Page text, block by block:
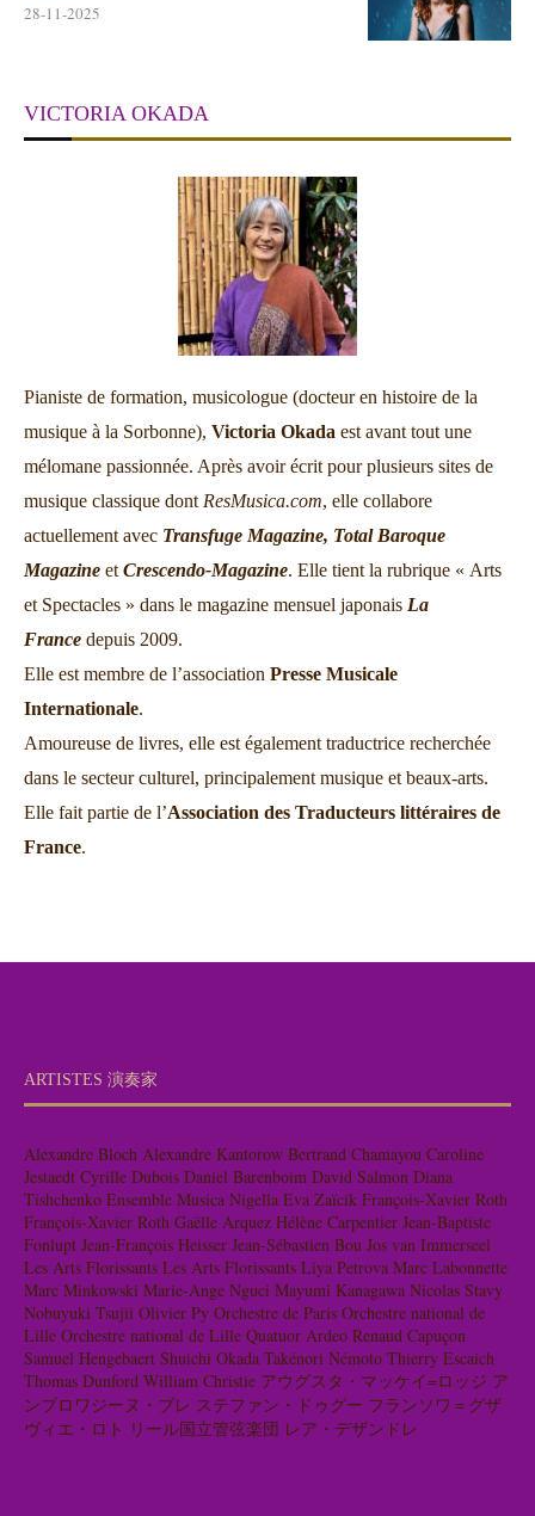
28-11-2025
VICTORIA OKADA
Pianiste de formation, musicologue (docteur en histoire de la
musique à la Sorbonne), Victoria Okada est avant tout une
mélomane passionnée. Après avoir écrit pour plusieurs sites de
musique classique dont ResMusica.com, elle collabore
actuellement avec Transfuge Magazine, Total Baroque
Magazine et Crescendo-Magazine. Elle tient la rubrique « Arts
et Spectacles » dans le magazine mensuel japonais La
France depuis 2009.
Elle est membre de l’association Presse Musicale
Internationale.
Amoureuse de livres, elle est également traductrice recherchée
dans le secteur culturel, principalement musique et beaux-arts.
Elle fait partie de l’Association des Traducteurs littéraires de
France.
ARTISTES 演奏家
Alexandre Bloch Alexandre Kantorow Bertrand Chamayou Caroline
Jestaedt Cyrille Dubois Daniel Barenboim David Salmon Diana
Tishchenko Ensemble Musica Nigella Eva Zaïcik François-Xavier Roth
François-Xavier Roth Gaëlle Arquez Hélène Carpentier Jean-Baptiste
Fonlupt Jean-François Heisser Jean-Sébastien Bou Jos van Immerseel
Les Arts Florissants Les Arts Florissants Liya Petrova Marc Labonnette
Marc Minkowski Marie-Ange Nguci Mayumi Kanagawa Nicolas Stavy
Nobuyuki Tsujii Olivier Py Orchestre de Paris Orchestre national de
Lille Orchestre national de Lille Quatuor Ardeo Renaud Capuçon
Samuel Hengebaert Shuichi Okada Takénori Némoto Thierry Escaich
Thomas Dunford William Christie アウグスタ・マッケイ=ロッジ ア
ンブロワジーヌ・ブレ ステファン・ドゥグー フランソワ＝グザ
ヴィエ・ロト リール国立管弦楽団 レア・デザンドレ